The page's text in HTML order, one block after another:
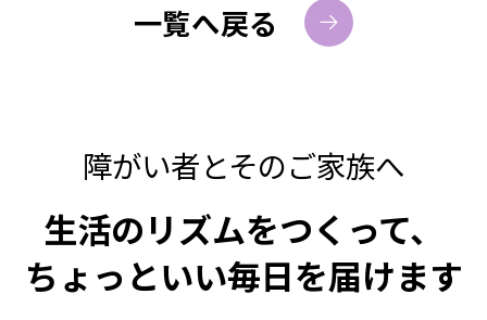
一覧へ戻る
障がい者とそのご家族へ
生活のリズムをつくって、
ちょっといい毎日を届けます